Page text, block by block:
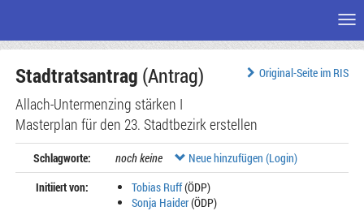
Seiteninhalt
Original-Seite im RIS
Stadtratsantrag (Antrag)
Allach-Untermenzing stärken I
Masterplan für den 23. Stadtbezirk erstellen
Schlagworte: noch keine
Neue hinzufügen (Login)
Initiiert von:
Tobias Ruff(ÖDP)
Sonja Haider(ÖDP)